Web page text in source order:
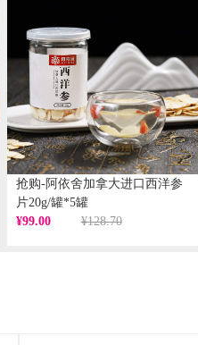
抢购-阿依舍加拿大进口西洋参
片20g/罐*5罐
¥99.00
¥128.70